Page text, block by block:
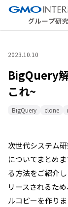
2023.10.10
BigQuery
これ~
BigQuery clone
次世代システム
についてまとめ
る方法をご紹介
リースされるた
ルコピーを作りま